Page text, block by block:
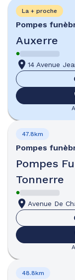
Pompes
Auxerre
La + proche
14 Avenue
Pompes
Pompes
Tonnerre
47.8km
Avenue De
48.8km